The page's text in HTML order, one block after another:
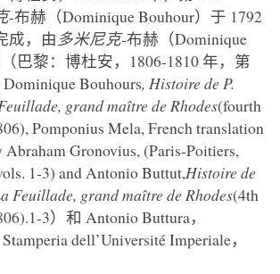
-布赫（Dominique Bouhour）于 1792
成，由 多米尼克-布赫（Dominique
巴黎：博杜安，1806-1810 年，第
Bouhours, Histoire de P.
grand maître de Rhodes(fourth
Pomponius Mela, French translation
Abraham Gronovius, (Paris-Poitiers,
1-3) and Antonio Buttut,Histoire de
Feuillade, grand maître de Rhodes(4th
3）和 Antonio Buttura，
dell’Université Imperiale，